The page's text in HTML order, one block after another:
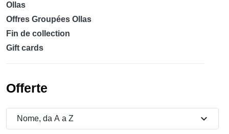
Ollas
Offres Groupées Ollas
Fin de collection
Gift cards
Offerte
Nome, da A a Z expand_more